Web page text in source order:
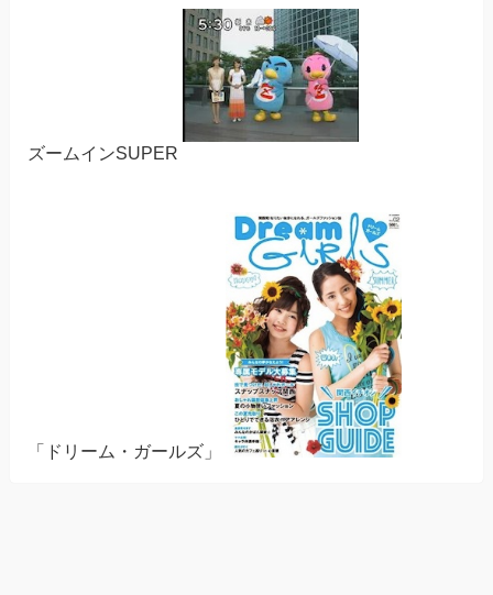
ズームインSUPER
「ドリーム・ガールズ」